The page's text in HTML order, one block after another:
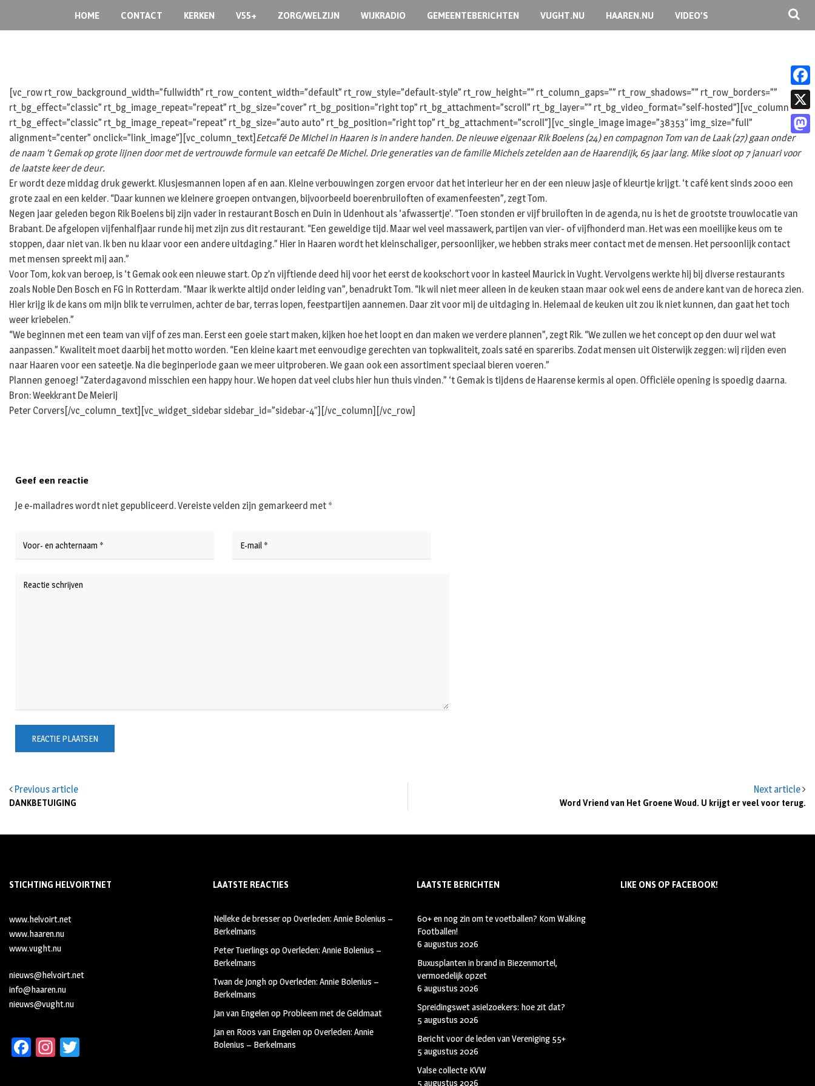
HOME CONTACT KERKEN V55+ ZORG/WELZIJN WIJKRADIO GEMEENTEBERICHTEN VUGHT.NU HAAREN.NU VIDEO’S
[vc_row rt_row_background_width=”fullwidth” rt_row_content_width=”default” rt_row_style=”default-style” rt_row_height=”” rt_column_gaps=”” rt_row_shadows=”” rt_row_borders=””
rt_bg_effect=”classic” rt_bg_image_repeat=”repeat” rt_bg_size=”cover” rt_bg_position=”right top” rt_bg_attachment=”scroll” rt_bg_layer=”” rt_bg_video_format=”self-hosted”][vc_column
rt_bg_effect=”classic” rt_bg_image_repeat=”repeat” rt_bg_size=”auto auto” rt_bg_position=”right top” rt_bg_attachment=”scroll”][vc_single_image image=”38353″ img_size=”full”
alignment=”center” onclick=”link_image”][vc_column_text] Eetcafé De Michel in Haaren is in andere handen. De nieuwe eigenaar Rik Boelens (24) en compagnon Tom van de Laak (27) gaan onder
de naam ‘t Gemak op grote lijnen door met de vertrouwde formule van eetcafé De Michel. Drie generaties van de familie Michels zetelden aan de Haarendijk, 65 jaar lang. Mike sloot op 7 januari voor
de laatste keer de deur.
Er wordt deze middag druk gewerkt. Klusjesmannen lopen af en aan. Kleine verbouwingen zorgen ervoor dat het interieur her en der een nieuw jasje of kleurtje krijgt. ‘t café kent sinds 2000 een
grote zaal en een kelder. “Daar kunnen we kleinere groepen ontvangen, bijvoorbeeld boerenbruiloften of examenfeesten”, zegt Tom.
Negen jaar geleden begon Rik Boelens bij zijn vader in restaurant Bosch en Duin in Udenhout als ‘afwassertje’. “Toen stonden er vijf bruiloften in de agenda, nu is het de grootste trouwlocatie van
Brabant. De afgelopen vijfenhalfjaar runde hij met zijn zus dit restaurant. “Een geweldige tijd. Maar wel veel massawerk, partijen van vier- of vijfhonderd man. Het was een moeilijke keus om te
stoppen, daar niet van. Ik ben nu klaar voor een andere uitdaging.” Hier in Haaren wordt het kleinschaliger, persoonlijker, we hebben straks meer contact met de mensen. Het persoonlijk contact
met mensen spreekt mij aan.”
Voor Tom, kok van beroep, is ‘t Gemak ook een nieuwe start. Op z’n vijftiende deed hij voor het eerst de kookschort voor in kasteel Maurick in Vught. Vervolgens werkte hij bij diverse restaurants
zoals Noble Den Bosch en FG in Rotterdam. “Maar ik werkte altijd onder leiding van”, benadrukt Tom. “Ik wil niet meer alleen in de keuken staan maar ook wel eens de andere kant van de horeca zien.
Hier krijg ik de kans om mijn blik te verruimen, achter de bar, terras lopen, feestpartijen aannemen. Daar zit voor mij de uitdaging in. Helemaal de keuken uit zou ik niet kunnen, dan gaat het toch
weer kriebelen.”
“We beginnen met een team van vijf of zes man. Eerst een goeie start maken, kijken hoe het loopt en dan maken we verdere plannen”, zegt Rik. “We zullen we het concept op den duur wel wat
aanpassen.” Kwaliteit moet daarbij het motto worden. “Een kleine kaart met eenvoudige gerechten van topkwaliteit, zoals saté en spareribs. Zodat mensen uit Oisterwijk zeggen: wij rijden even
naar Haaren voor een sateetje. Na die beginperiode gaan we meer uitproberen. We gaan ook een assortiment speciaal bieren voeren.”
Plannen genoeg! “Zaterdagavond misschien een happy hour. We hopen dat veel clubs hier hun thuis vinden.” ‘t Gemak is tijdens de Haarense kermis al open. Officiële opening is spoedig daarna.
Bron: Weekkrant De Meierij
Peter Corvers[/vc_column_text][vc_widget_sidebar sidebar_id=”sidebar-4″][/vc_column][/vc_row]
Previous article
DANKBETUIGING
Next article
Word Vriend van Het Groene Woud. U krijgt er veel voor terug.
Geef een reactie
Je e-mailadres wordt niet gepubliceerd.Vereiste velden zijn gemarkeerd met *
STICHTING HELVOIRTNET
www.helvoirt.net
www.haaren.nu
www.vught.nu
nieuws@helvoirt.net
info@haaren.nu
nieuws@vught.nu
Fa In
LAATSTE REACTIES
Nelleke de bresseropOverleden: Annie Bolenius –
Berkelmans
Peter Tuerlings opOverleden: Annie Bolenius –
Berkelmans
Twan de JonghopOverleden: Annie Bolenius –
Berkelmans
Jan van Engelenop Probleem met de Geldmaat
Jan en Roos van EngelenopOverleden: Annie
Bolenius – Berkelmans
LAATSTE BERICHTEN
60+ en nog zin om te voetballen? Kom Walking
Footballen!
6 augustus 2026
Buxusplanten in brand in Biezenmortel,
vermoedelijk opzet
6 augustus 2026
Spreidingswet asielzoekers: hoe zit dat?
5 augustus 2026
Bericht voor de leden van Vereniging 55+
5 augustus 2026
Valse collecte KVW
5 augustus 2026
LIKE ONS OP FACEBOOK!
F
a
c
e
o
X
M
s
o